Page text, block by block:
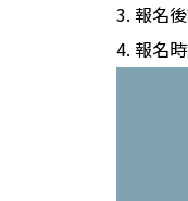
3. 報名
4. 報名